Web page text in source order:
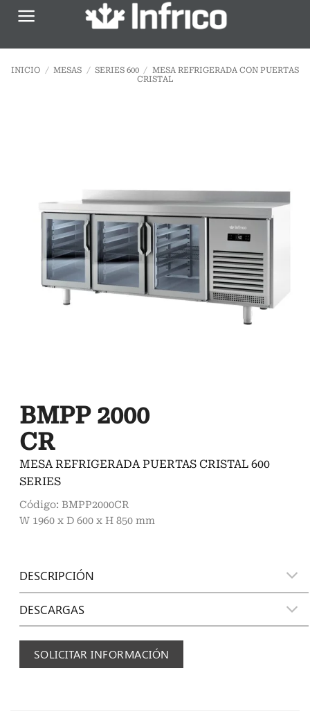
Saltar
INICIO / MESAS / SERIES 600 / MESA REFRIGERADA CON PUERTAS
CRISTAL
BMPP 2000
CR
MESA REFRIGERADA PUERTAS CRISTAL 600
SERIES
Código: BMPP2000CR
W 1960 x D 600 x H 850 mm
DESCRIPCIÓN
DESCARGAS
SOLICITAR INFORMACIÓN